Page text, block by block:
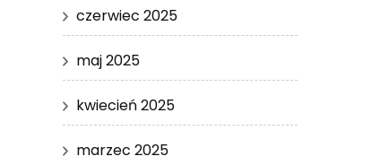
czerwiec 2025
maj 2025
kwiecień 2025
marzec 2025